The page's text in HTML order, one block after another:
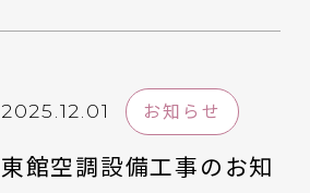
2025.12.01 お知らせ
東館空調設備工事のお知